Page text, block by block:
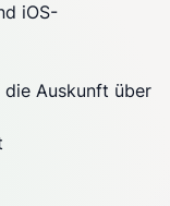
iOS-
Auskunft über